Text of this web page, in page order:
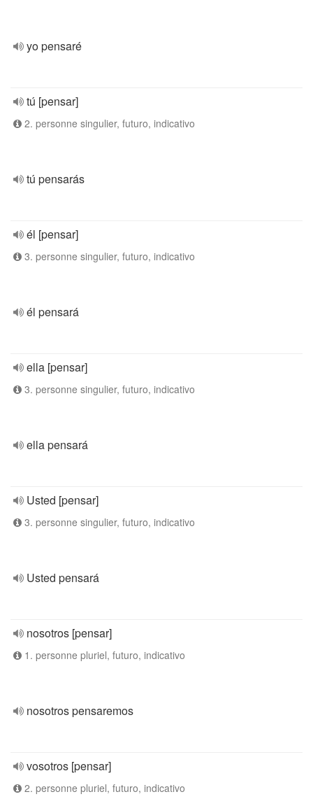
yo pensaré
tú [pensar]
2. personne singulier, futuro, indicativo
tú pensarás
él [pensar]
3. personne singulier, futuro, indicativo
él pensará
ella [pensar]
3. personne singulier, futuro, indicativo
ella pensará
Usted [pensar]
3. personne singulier, futuro, indicativo
Usted pensará
nosotros [pensar]
1. personne pluriel, futuro, indicativo
nosotros pensaremos
vosotros [pensar]
2. personne pluriel, futuro, indicativo